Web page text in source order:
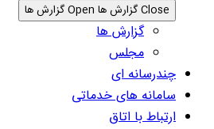
Close گزارش ها Open گزارش ها
گزارش ها
مجلس
چندرسانه ای
سامانه های خدماتی
ارتباط با اتاق